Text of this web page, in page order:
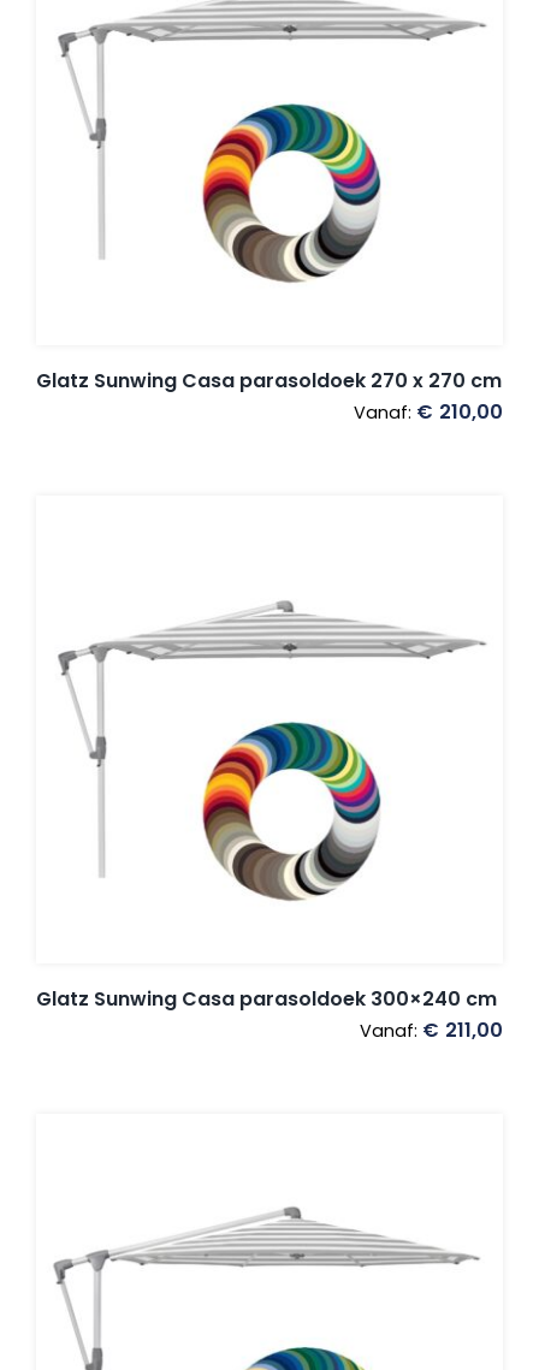
Glatz Sunwing Casa parasoldoek 270 x 270 cm
Vanaf: € 210,00
Glatz Sunwing Casa parasoldoek 300×240 cm
Vanaf: € 211,00